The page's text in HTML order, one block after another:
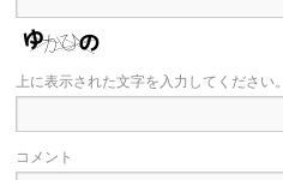
上に表示された文字を入力してください。
コメント